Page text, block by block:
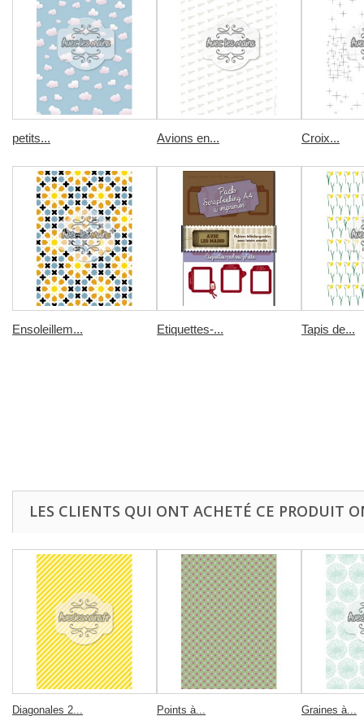
petits... Avions en... Croix...
Ensoleillem... Etiquettes-... Tapis de...
LES CLIENTS QUI ONT ACHETÉ CE PRODUIT
Diagonales 2... Points à... Graines à...